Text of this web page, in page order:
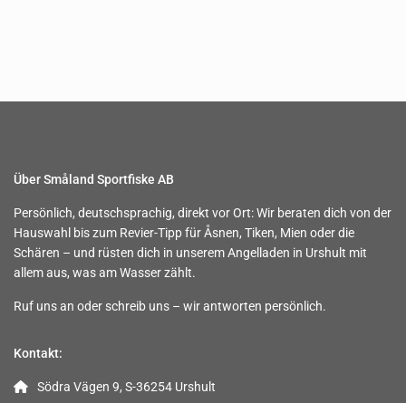
Über Småland Sportfiske AB
Persönlich, deutschsprachig, direkt vor Ort: Wir beraten dich von der
Hauswahl bis zum Revier-Tipp für Åsnen, Tiken, Mien oder die
Schären – und rüsten dich in unserem Angelladen in Urshult mit
allem aus, was am Wasser zählt.
Ruf uns an oder schreib uns – wir antworten persönlich.
Kontakt:
Södra Vägen 9, S-36254 Urshult